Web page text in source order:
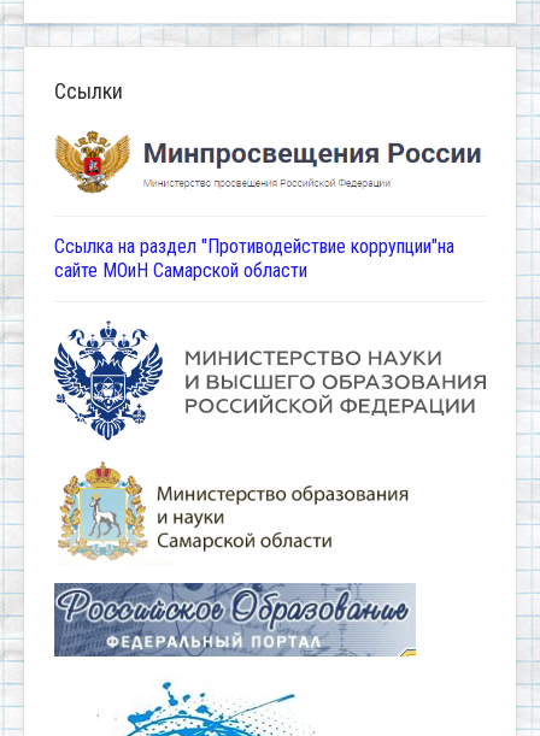
Ссылки
Ссылка на раздел "Противодействие коррупции"на
сайте МОиН Самарской области